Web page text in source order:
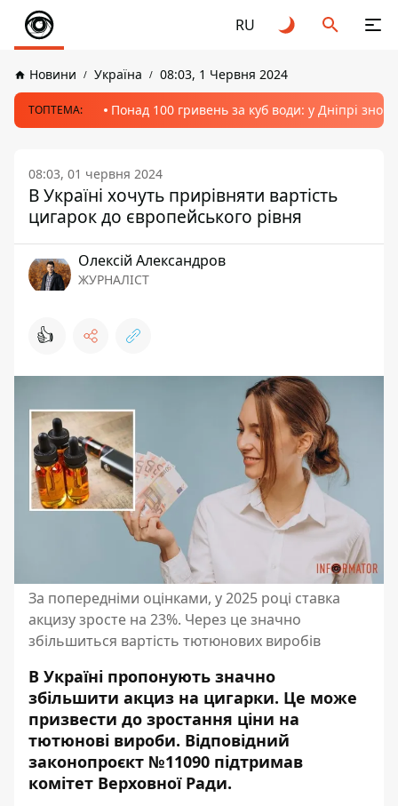
RU
Новини Україна 08:03, 1 Червня 2024
ТОПТЕМА: Понад 100 гривень за куб води: у Дніпрі
08:03, 01 червня 2024
В Україні хочуть прирівняти вартість
цигарок до європейського рівня
Олексій Александров
ЖУРНАЛІСТ
👍
За попередніми оцінками, у 2025 році ставка
акцизу зросте на 23%. Через це значно
збільшиться вартість тютюнових виробів
В Україні пропонують значно
збільшити акциз на цигарки. Це може
призвести до зростання ціни на
тютюнові вироби. Відповідний
законопроєкт №11090 підтримав
комітет Верховної Ради.